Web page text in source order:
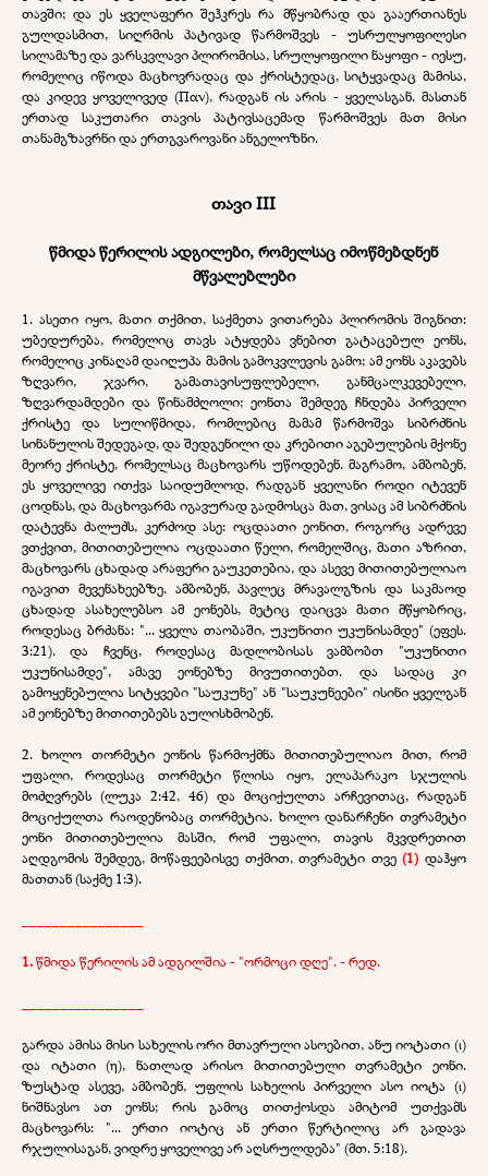
თავში; და ეს ყველაფერი შეჰკრეს რა მწყობრად და გააერთიანეს
გულდასმით, სიღრმის პატივად წარმოშვეს - უსრულყოფილესი
სილამაზე და ვარსკვლავი პლირომისა, სრულყოფილი ნაყოფი - იესუ,
რომელიც იწოდა მაცხოვრადაც და ქრისტედაც, სიტყვადაც მამისა,
და კიდევ ყოველივედ (Παν), რადგან ის არის - ყველასგან. მასთან
ერთად საკუთარი თავის პატივსაცემად წარმოშვეს მათ მისი
თანამგზავრნი და ერთგვაროვანი ანგელოზნი.
თავი III
წმიდა წერილის ადგილები, რომელსაც იმოწმებდნენ
მწვალებლები
1. ასეთი იყო, მათი თქმით, საქმეთა ვითარება პლირომის შიგნით:
უბედურება, რომელიც თავს ატყდება ვნებით გატაცებულ ეონს,
რომელიც კინაღამ დაიღუპა მამის გამოკვლევის გამო; ამ ეონს აკავებს
ზღვარი, ჯვარი, გამათავისუფლებელი, განმცალკევებელი,
ზღვარდამდები და წინამძღოლი; ეონთა შემდეგ ჩნდება პირველი
ქრისტე და სულიწმიდა, რომლებიც მამამ წარმოშვა სიბრძნის
სინანულის შედეგად, და შედგენილი და კრებითი აგებულების მქონე
მეორე ქრისტე, რომელსაც მაცხოვარს უწოდებენ. მაგრამო, ამბობენ,
ეს ყოველივე ითქვა საიდუმლოდ, რადგან ყველანი როდი იტევენ
ცოდნას, და მაცხოვარმა იგავურად გადმოსცა მათ, ვისაც ამ სიბრძნის
დატევნა ძალუძს, კერძოდ ასე: ოცდაათი ეონით, როგორც ადრევე
ვთქვით, მითითებულია ოცდაათი წელი, რომელშიც, მათი აზრით,
მაცხოვარს ცხადად არაფერი გაუკეთებია, და ასევე მითითებულიაო
იგავით მევენახეებზე. ამბობენ, პავლეც მრავალგზის და საკმაოდ
ცხადად ასახელებსო ამ ეონებს, მეტიც დაიცვა მათი მწყობრიც,
როდესაც ბრძანა: "... ყველა თაობაში, უკუნითი უკუნისამდე" (ეფეს.
3:21). და ჩვენც, როდესაც მადლობისას ვამბობთ "უკუნითი
უკუნისამდე", ამავე ეონებზე მივუთითებთ. და სადაც კი
გამოყენებულია სიტყვები "საუკუნე" ან "საუკუნეები" ისინი ყველგან
ამ ეონებზე მითითებებს გულისხმობენ.
2. ხოლო თორმეტი ეონის წარმოქმნა მითითებულიაო მით, რომ
უფალი, როდესაც თორმეტი წლისა იყო, ელაპარაკო სჯულის
მოძღვრებს (ლუკა 2:42, 46) და მოციქულთა არჩევითაც, რადგან
მოციქულთა რაოდენობაც თორმეტია. ხოლო დანარჩენი თვრამეტი
ეონი მითითებულია მასში, რომ უფალი, თავის მკვდრეთით
აღდგომის შემდეგ, მოწაფეებისვე თქმით, თვრამეტი თვე(1) დაჰყო
მათთან (საქმე 1:3).
1.წმიდა წერილის ამ ადგილშია - "ორმოცი დღე". - რედ.
გარდა ამისა მისი სახელის ორი მთავრული ასოებით, ანუ იოტათი (ι)
და იტათი (η), ნათლად არისო მითითებული თვრამეტი ეონი.
ზუსტად ასევე, ამბობენ, უფლის სახელის პირველი ასო იოტა (ι)
ნიშნავსო ათ ეონს; რის გამოც თითქოსდა ამიტომ უთქვამს
მაცხოვარს: "... ერთი იოტიც ან ერთი წერტილიც არ გადავა
რჯულისაგან, ვიდრე ყოველივე არ აღსრულდება" (მთ. 5:18).